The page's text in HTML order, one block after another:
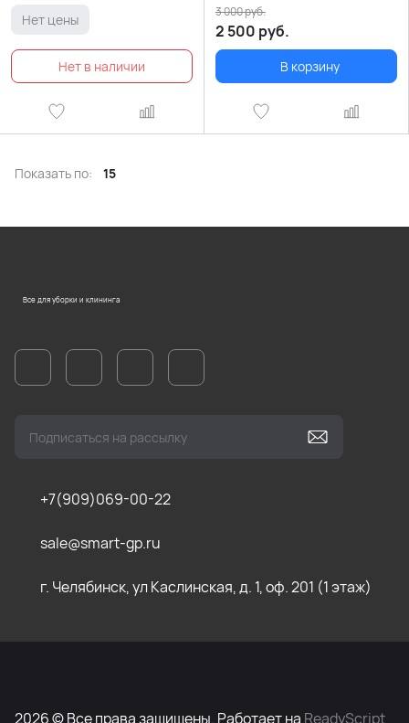
Нет цены
рукоятка
2 500 руб.
3 000руб.
В корзину
Показать по: 15
Все для уборки и клининга
+7(909)069-00-22
sale@smart-gp.ru
г. Челябинск, ул Каслинская, д. 1, оф. 201 (1 этаж)
2026 © Все права защищены. Работает на ReadyScript